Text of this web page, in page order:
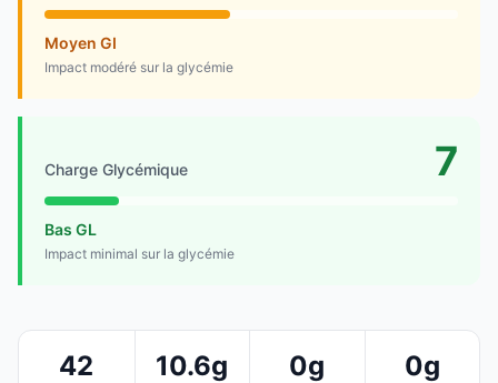
Moyen GI
Impact modéré sur la glycémie
Charge Glycémique 7
Bas GL
Impact minimal sur la glycémie
42 10.6g 0g 0g